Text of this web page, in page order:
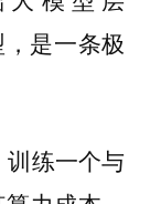
是一条极
练一个与